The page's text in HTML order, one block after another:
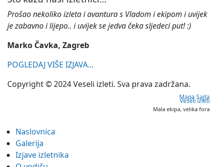
Prošao nekoliko izleta i avantura s Vladom i ekipom i uvijek
je zabavno i lijepo.. i uvijek se jedva čeka sljedeci put! :)
Marko Čavka, Zagreb
POGLEDAJ VIŠE IZJAVA...
Copyright © 2024 Veseli izleti. Sva prava zadržana.
Mapa Sajta
Veseli izleti
Mala ekipa, velika fora
Naslovnica
Galerija
Izjave izletnika